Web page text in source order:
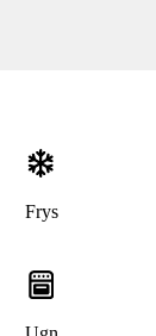
Frys